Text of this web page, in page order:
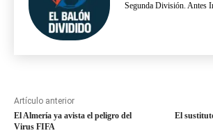
Segunda División. Antes
Artículo anterior
El Almería ya avista el peligro del
Virus FIFA
El